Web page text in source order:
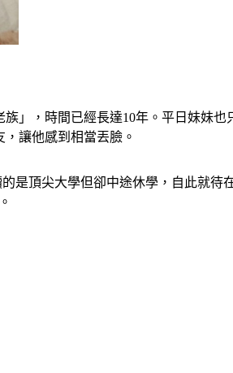
」，時間已經長達10年。平日妹妹也
讓他感到相當丟臉。
是頂尖大學但卻中途休學，自此就待